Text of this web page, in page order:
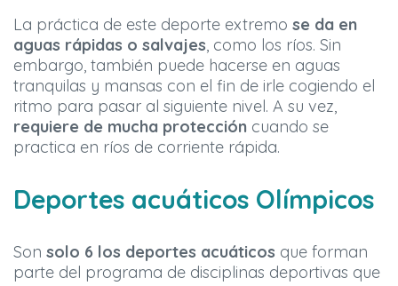
La práctica de este deporte extremo se da en
aguas rápidas o salvajes, como los ríos. Sin
embargo, también puede hacerse en aguas
tranquilas y mansas con el fin de irle cogiendo el
ritmo para pasar al siguiente nivel. A su vez,
requiere de mucha protección cuando se
practica en ríos de corriente rápida.
Deportes acuáticos Olímpicos
Son solo 6 los deportes acuáticos que forman
parte del programa de disciplinas deportivas que